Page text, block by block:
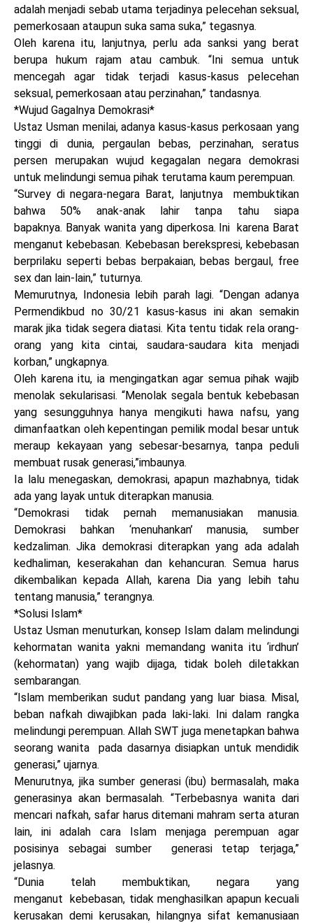
adalah menjadi sebab utama terjadinya pelecehan seksual,
pemerkosaan ataupun suka sama suka,” tegasnya.
Oleh karena itu, lanjutnya, perlu ada sanksi yang berat
berupa hukum rajam atau cambuk. “Ini semua untuk
mencegah agar tidak terjadi kasus-kasus pelecehan
seksual, pemerkosaan atau perzinahan,” tandasnya.
*Wujud Gagalnya Demokrasi*
Ustaz Usman menilai, adanya kasus-kasus perkosaan yang
tinggi di dunia, pergaulan bebas, perzinahan, seratus
persen merupakan wujud kegagalan negara demokrasi
untuk melindungi semua pihak terutama kaum perempuan.
“Survey di negara-negara Barat, lanjutnya membuktikan
bahwa 50% anak-anak lahir tanpa tahu siapa
bapaknya. Banyak wanita yang diperkosa. Ini karena Barat
menganut kebebasan. Kebebasan berekspresi, kebebasan
berprilaku seperti bebas berpakaian, bebas bergaul, free
sex dan lain-lain,” tuturnya.
Memurutnya, Indonesia lebih parah lagi. “Dengan adanya
Permendikbud no 30/21 kasus-kasus ini akan semakin
marak jika tidak segera diatasi. Kita tentu tidak rela orang-
orang yang kita cintai, saudara-saudara kita menjadi
korban,” ungkapnya.
Oleh karena itu, ia mengingatkan agar semua pihak wajib
menolak sekularisasi. “Menolak segala bentuk kebebasan
yang sesungguhnya hanya mengikuti hawa nafsu, yang
dimanfaatkan oleh kepentingan pemilik modal besar untuk
meraup kekayaan yang sebesar-besarnya, tanpa peduli
membuat rusak generasi,”imbaunya.
Ia lalu menegaskan, demokrasi, apapun mazhabnya, tidak
ada yang layak untuk diterapkan manusia.
“Demokrasi tidak pernah memanusiakan manusia.
Demokrasi bahkan ‘menuhankan’ manusia, sumber
kedzaliman. Jika demokrasi diterapkan yang ada adalah
kedhaliman, keserakahan dan kehancuran. Semua harus
dikembalikan kepada Allah, karena Dia yang lebih tahu
tentang manusia,” terangnya.
*Solusi Islam*
Ustaz Usman menuturkan, konsep Islam dalam melindungi
kehormatan wanita yakni memandang wanita itu ‘irdhun’
(kehormatan) yang wajib dijaga, tidak boleh diletakkan
sembarangan.
“Islam memberikan sudut pandang yang luar biasa. Misal,
beban nafkah diwajibkan pada laki-laki. Ini dalam rangka
melindungi perempuan. Allah SWT juga menetapkan bahwa
seorang wanita pada dasarnya disiapkan untuk mendidik
generasi,” ujarnya.
Menurutnya, jika sumber generasi (ibu) bermasalah, maka
generasinya akan bermasalah. “Terbebasnya wanita dari
mencari nafkah, safar harus ditemani mahram serta aturan
lain, ini adalah cara Islam menjaga perempuan agar
posisinya sebagai sumber generasi tetap terjaga,”
jelasnya.
“Dunia telah membuktikan, negara yang
menganut kebebasan, tidak menghasilkan apapun kecuali
kerusakan demi kerusakan, hilangnya sifat kemanusiaan